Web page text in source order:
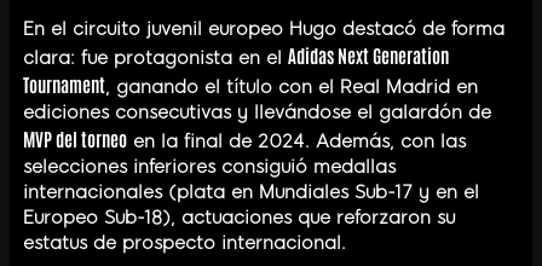
En el circuito juvenil europeo Hugo destacó de forma
clara: fue protagonista en el Adidas Next Generation
Tournament, ganando el título con el Real Madrid en
ediciones consecutivas y llevándose el galardón de
MVP del torneo en la final de 2024. Además, con las
selecciones inferiores consiguió medallas
internacionales (plata en Mundiales Sub-17 y en el
Europeo Sub-18), actuaciones que reforzaron su
estatus de prospecto internacional.